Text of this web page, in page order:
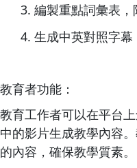
編製重點詞彙表
生成中英對照字幕
教育者功能：
教育工作者可以在平台
中的影片生成教學內容
的內容，確保教學質素。